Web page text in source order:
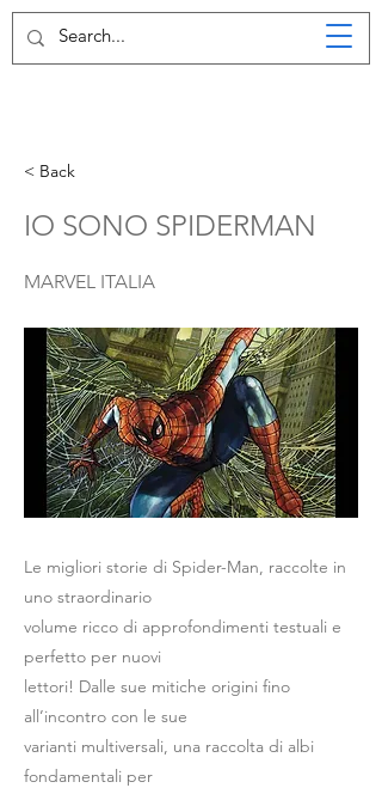
< Back
IO SONO SPIDERMAN
MARVEL ITALIA
Le migliori storie di Spider-Man, raccolte in
uno straordinario
volume ricco di approfondimenti testuali e
perfetto per nuovi
lettori! Dalle sue mitiche origini fino
all’incontro con le sue
varianti multiversali, una raccolta di albi
fondamentali per